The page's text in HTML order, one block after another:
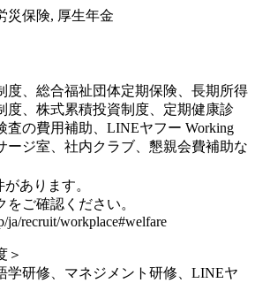
災保険, 厚生年金
度、総合福祉団体定期保険、長期所得
度、株式累積投資制度、定期健康診
査の費用補助、LINEヤフー Working
ージ室、社内クラブ、懇親会費補助な
あります。
ご確認ください。
ja/recruit/workplace#welfare
＞
学研修、マネジメント研修、LINEヤ